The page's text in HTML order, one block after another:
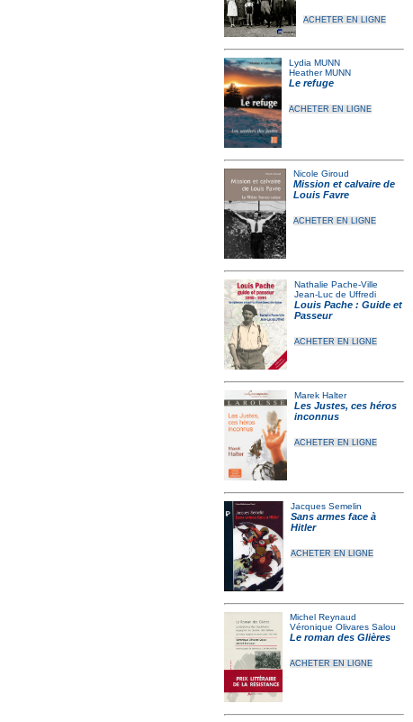
ACHETER EN LIGNE
Lydia MUNN
Heather MUNN
Le refuge
ACHETER EN LIGNE
Nicole Giroud
Mission et calvaire de
Louis Favre
ACHETER EN LIGNE
Nathalie Pache-Ville
Jean-Luc de Uffredi
Louis Pache : Guide et
Passeur
ACHETER EN LIGNE
Marek Halter
Les Justes, ces héros
inconnus
ACHETER EN LIGNE
Jacques Semelin
Sans armes face à
Hitler
ACHETER EN LIGNE
Michel Reynaud
Véronique Olivares Salou
Le roman des Glières
ACHETER EN LIGNE